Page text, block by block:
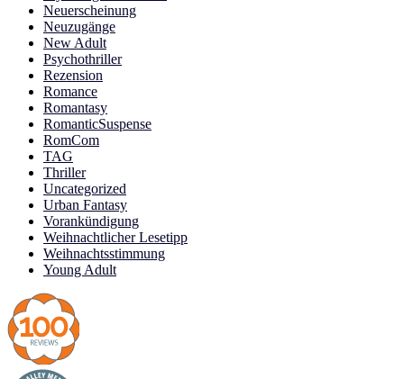
Neuerscheinung
Neuzugänge
New Adult
Psychothriller
Rezension
Romance
Romantasy
RomanticSuspense
RomCom
TAG
Thriller
Uncategorized
Urban Fantasy
Vorankündigung
Weihnachtlicher Lesetipp
Weihnachtsstimmung
Young Adult